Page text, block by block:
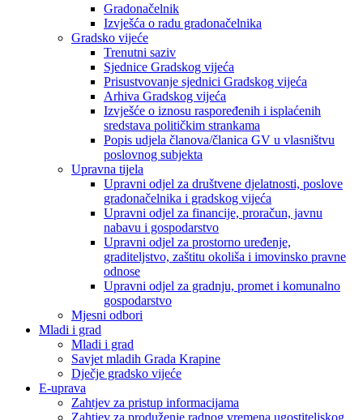
Gradonačelnik
Izvješća o radu gradonačelnika
Gradsko vijeće
Trenutni saziv
Sjednice Gradskog vijeća
Prisustvovanje sjednici Gradskog vijeća
Arhiva Gradskog vijeća
Izvješće o iznosu raspoređenih i isplaćenih
sredstava političkim strankama
Popis udjela članova/članica GV u vlasništvu
poslovnog subjekta
Upravna tijela
Upravni odjel za društvene djelatnosti, poslove
gradonačelnika i gradskog vijeća
Upravni odjel za financije, proračun, javnu
nabavu i gospodarstvo
Upravni odjel za prostorno uređenje,
graditeljstvo, zaštitu okoliša i imovinsko pravne
odnose
Upravni odjel za gradnju, promet i komunalno
gospodarstvo
Mjesni odbori
Mladi i grad
Mladi i grad
Savjet mladih Grada Krapine
Dječje gradsko vijeće
E-uprava
Zahtjev za pristup informacijama
Zahtjev za produženje radnog vremena ugostiteljskog